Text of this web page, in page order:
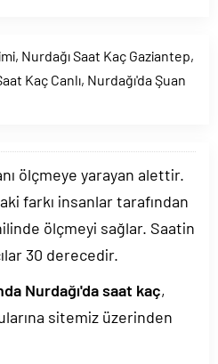
, Nurdağı Saat Kaç Gaziantep,
Kaç Canlı, Nurdağı'da Şuan
ölçmeye yarayan alettir.
farkı insanlar tarafından
ölçmeyi sağlar. Saatin
30 derecedir.
Nurdağı'da saat kaç,
sitemiz üzerinden